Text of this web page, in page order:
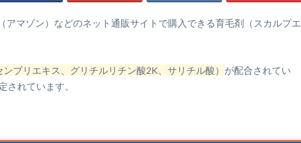
アマゾン）などのネット通販サイトで購入できる育毛剤（スカルプエ
ブリエキス、グリチルリチン酸2K、サリチル酸） が配合されてい
されています。